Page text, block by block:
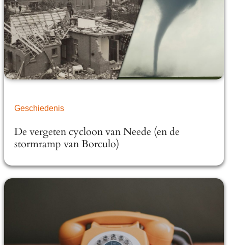
Geschiedenis
De vergeten cycloon van Neede (en de
stormramp van Borculo)